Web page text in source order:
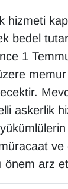
hizmeti
bedel
1
memur
askerlik
ve
önem arz